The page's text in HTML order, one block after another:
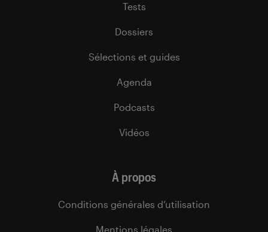
Tests
Dossiers
Sélections et guides
Agenda
Podcasts
Vidéos
À propos
Conditions générales d’utilisation
Mentions légales